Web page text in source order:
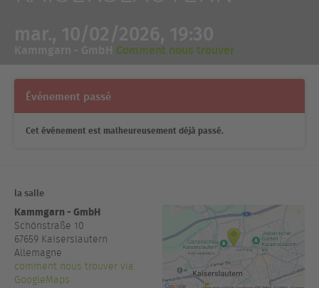
Comment nous trouver
Événement passé
Cet événement est malheureusement déjà passé.
la salle
Kammgarn - GmbH
Schönstraße 10
67659 Kaiserslautern
Allemagne
comment nous trouver via
GoogleMaps